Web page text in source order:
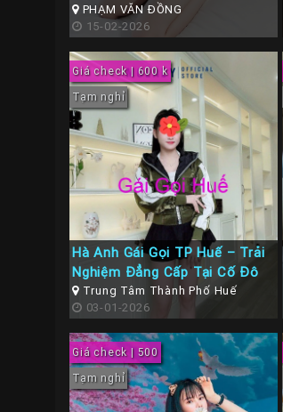
PHẠM VĂN ĐỒNG
15-02-2026
Giá check | 600 k
Tạm nghỉ
Hà Anh Gái Gọi TP Huế – Trải
Nghiệm Đẳng Cấp Tại Cố Đô
Trung Tâm Thành Phố Huế
03-01-2026
Giá check | 500
Tạm nghỉ